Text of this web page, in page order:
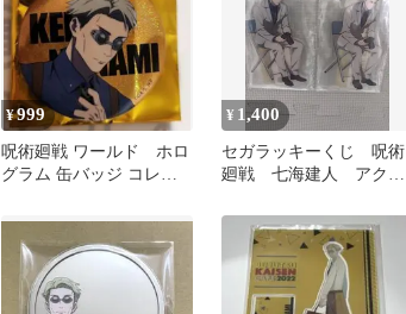
¥999
呪術廻戦 ワールド ホロ
グラム 缶バッジ コレク
コ
¥ 1,400
セガラッキーくじ 呪術
廻戦 七海建人 アクス